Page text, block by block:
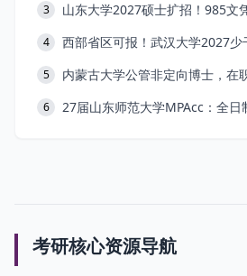
3 山东大学2027硕士扩招！985文
4 西部省区可报！武汉大学2027少
5 内蒙古大学公管非定向博士，在
6 27届山东师范大学MPAcc：全日
考研核心资源导航